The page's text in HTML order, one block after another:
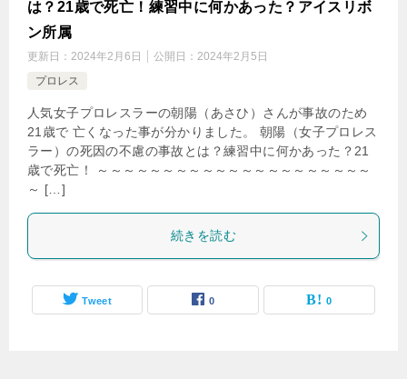
は？21歳で死亡！練習中に何かあった？アイスリボ
ン所属
更新日： 2024年2月6日 公開日： 2024年2月5日
プロレス
人気女子プロレスラーの朝陽（あさひ）さんが事故のため
21歳で 亡くなった事が分かりました。 朝陽（女子プロレス
ラー）の死因の不慮の事故とは？練習中に何かあった？21
歳で死亡！ ～～～～～～～～～～～～～～～～～～～～～
～ […]
続きを読む
Tweet 0 0